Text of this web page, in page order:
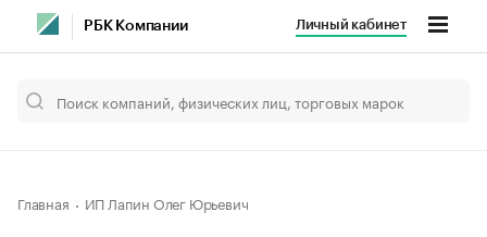
РБК Компании Личный кабинет
Главная ИП Лапин Олег Юрьевич